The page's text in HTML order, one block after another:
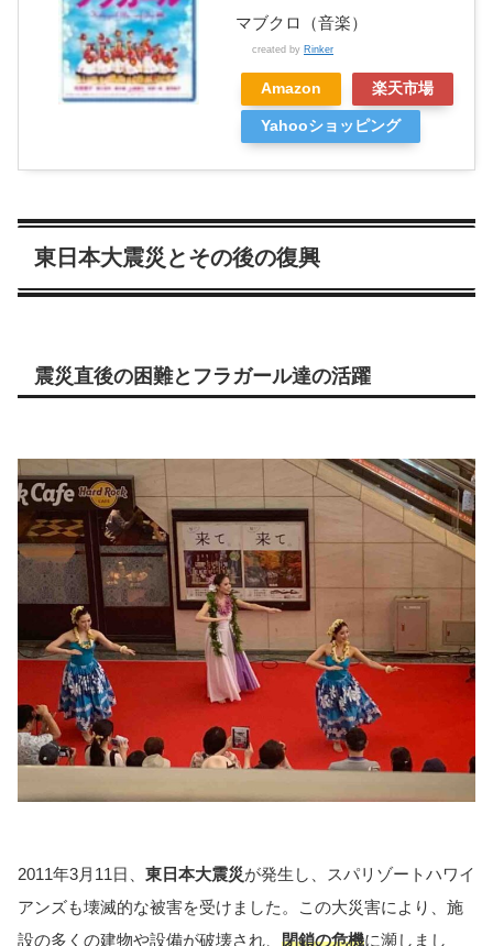
マブクロ（音楽）
created by Rinker
Amazon 楽天市場
Yahooショッピング
東日本大震災とその後の復興
震災直後の困難とフラガール達の活躍
2011年3月11日、 東日本大震災が発生し、スパリゾートハワイ
アンズも壊滅的な被害を受けました。この大災害により、施
設の多くの建物や設備が破壊され、 閉鎖の危機に瀕しまし